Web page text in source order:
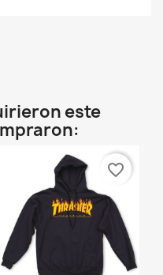
este
favorite_border
lista de deseos